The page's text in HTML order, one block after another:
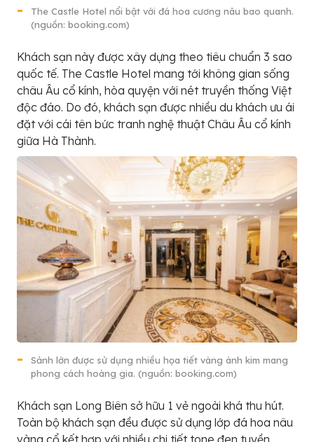
The Castle Hotel nổi bật với đá hoa cương nâu bao quanh.
(nguồn: booking.com)
Khách sạn này được xây dựng theo tiêu chuẩn 3 sao
quốc tế. The Castle Hotel mang tới không gian sống
châu Âu cổ kính, hòa quyện với nét truyền thống Việt
độc đáo. Do đó, khách sạn được nhiều du khách ưu ái
đặt với cái tên bức tranh nghệ thuật Châu Âu cổ kính
giữa Hà Thành.
Sảnh lớn được sử dụng nhiều họa tiết vàng ánh kim mang
phong cách hoàng gia. (nguồn: booking.com)
Khách sạn Long Biên sở hữu 1 vẻ ngoài khá thu hút.
Toàn bộ khách sạn đều được sử dụng lớp đá hoa nâu